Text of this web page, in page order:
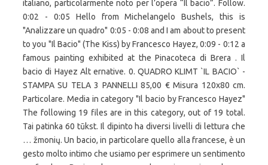
italiano, particolarmente noto per l’opera “Il bacio”. Follow.
0:02 - 0:05 Hello from Michelangelo Bushels, this is
"Analizzare un quadro" 0:05 - 0:08 and I am about to present
to you "Il Bacio" (The Kiss) by Francesco Hayez, 0:09 - 0:12 a
famous painting exhibited at the Pinacoteca di Brera . Il
bacio di Hayez Alt ernative. 0. QUADRO KLIMT `IL BACIO` -
STAMPA SU TELA 3 PANNELLI 85,00 € Misura 120x80 cm.
Particolare. Media in category "Il bacio by Francesco Hayez"
The following 19 files are in this category, out of 19 total.
Tai patinka 60 tūkst. Il dipinto ha diversi livelli di lettura che
… žmonių. Un bacio, in particolare quello alla francese, è un
gesto molto intimo che usiamo per esprimere un sentimento